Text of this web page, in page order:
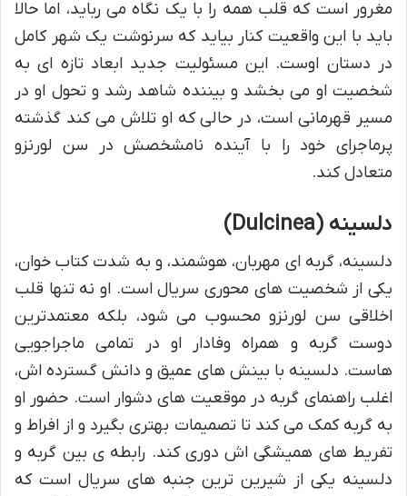
مغرور است که قلب همه را با یک نگاه می رباید، اما حالا
باید با این واقعیت کنار بیاید که سرنوشت یک شهر کامل
در دستان اوست. این مسئولیت جدید ابعاد تازه ای به
شخصیت او می بخشد و بیننده شاهد رشد و تحول او در
مسیر قهرمانی است، در حالی که او تلاش می کند گذشته
پرماجرای خود را با آینده نامشخصش در سن لورنزو
متعادل کند.
دلسینه (Dulcinea)
دلسینه، گربه ای مهربان، هوشمند، و به شدت کتاب خوان،
یکی از شخصیت های محوری سریال است. او نه تنها قلب
اخلاقی سن لورنزو محسوب می شود، بلکه معتمدترین
دوست گربه و همراه وفادار او در تمامی ماجراجویی
هاست. دلسینه با بینش های عمیق و دانش گسترده اش،
اغلب راهنمای گربه در موقعیت های دشوار است. حضور او
به گربه کمک می کند تا تصمیمات بهتری بگیرد و از افراط و
تفریط های همیشگی اش دوری کند. رابطه ی بین گربه و
دلسینه یکی از شیرین ترین جنبه های سریال است که